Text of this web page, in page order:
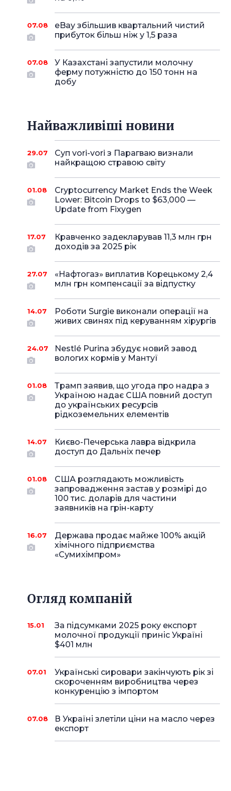
07.08
eBay збільшив квартальний чистий
прибуток більш ніж у 1,5 раза
07.08
У Казахстані запустили молочну
ферму потужністю до 150 тонн на
добу
Найважливіші новини
29.07
Суп vori-vori з Парагваю визнали
найкращою стравою світу
01.08
Cryptocurrency Market Ends the Week
Lower: Bitcoin Drops to $63,000 —
Update from Fixygen
17.07
Кравченко задекларував 11,3 млн грн
доходів за 2025 рік
27.07
«Нафтогаз» виплатив Корецькому 2,4
млн грн компенсації за відпустку
14.07
Роботи Surgie виконали операції на
живих свинях під керуванням хірургів
24.07
Nestlé Purina збудує новий завод
вологих кормів у Мантуї
01.08
Трамп заявив, що угода про надра з
Україною надає США повний доступ
до українських ресурсів
рідкоземельних елементів
14.07
Києво-Печерська лавра відкрила
доступ до Дальніх печер
01.08
США розглядають можливість
запровадження застав у розмірі до
100 тис. доларів для частини
заявників на грін-карту
16.07
Держава продає майже 100% акцій
хімічного підприємства
«Сумихімпром»
Огляд компаній
15.01
За підсумками 2025 року експорт
молочної продукції приніс Україні
$401 млн
07.01
Українські сировари закінчують рік зі
скороченням виробництва через
конкуренцію з імпортом
07.08
В Україні злетіли ціни на масло через
експорт